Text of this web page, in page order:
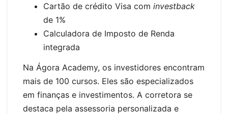
Cartão de crédito Visa com investback
de 1%
Calculadora de Imposto de Renda
integrada
Na Ágora Academy, os investidores encontram
mais de 100 cursos. Eles são especializados
em finanças e investimentos. A corretora se
destaca pela assessoria personalizada e